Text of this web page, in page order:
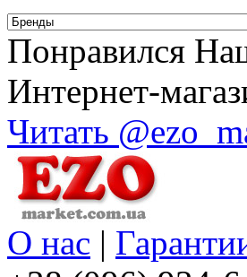
Понравился
Интернет-
Читать
О нас |